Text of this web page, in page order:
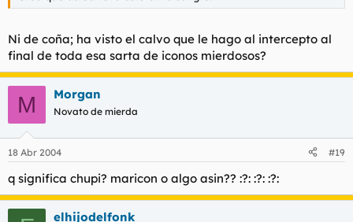
Ni de coña; ha visto el calvo que le hago al intercepto al
final de toda esa sarta de iconos mierdosos?
M Morgan
Novato de mierda
18 Abr 2004 #19
q significa chupi? maricon o algo asin?? :?: :?: :?:
elhijodelfonk